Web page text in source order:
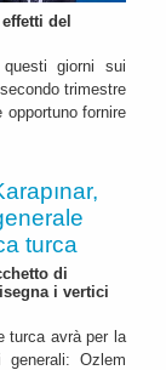
del
giorni sui
trimestre
opportuno fornire
turca
di
i vertici
turca avrà per la
Ozlem